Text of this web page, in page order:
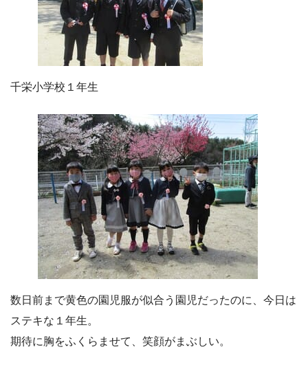
千栄小学校１年生
数日前まで黄色の園児服が似合う園児だったのに、今日は
ステキな１年生。
期待に胸をふくらませて、笑顔がまぶしい。